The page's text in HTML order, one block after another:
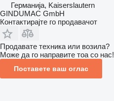
Германија, Kaiserslautern
GINDUMAC GmbH
Контактирајте го продавачот
Продавате техника или возила?
Може да го направите тоа со нас!
Поставете ваш оглас